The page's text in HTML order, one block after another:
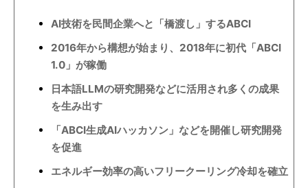
AI技術を民間企業へと「橋渡し」するABCI
2016年から構想が始まり、2018年に初代「ABCI
1.0」が稼働
日本語LLMの研究開発などに活用され多くの成果
を生み出す
「ABCI生成AIハッカソン」などを開催し研究開発
を促進
エネルギー効率の高いフリークーリング冷却を確立